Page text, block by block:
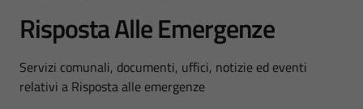
Risposta Alle Emergenze
Dettagli dell'argomento
Servizi comunali, documenti, uffici, notizie ed eventi
relativi a Risposta alle emergenze